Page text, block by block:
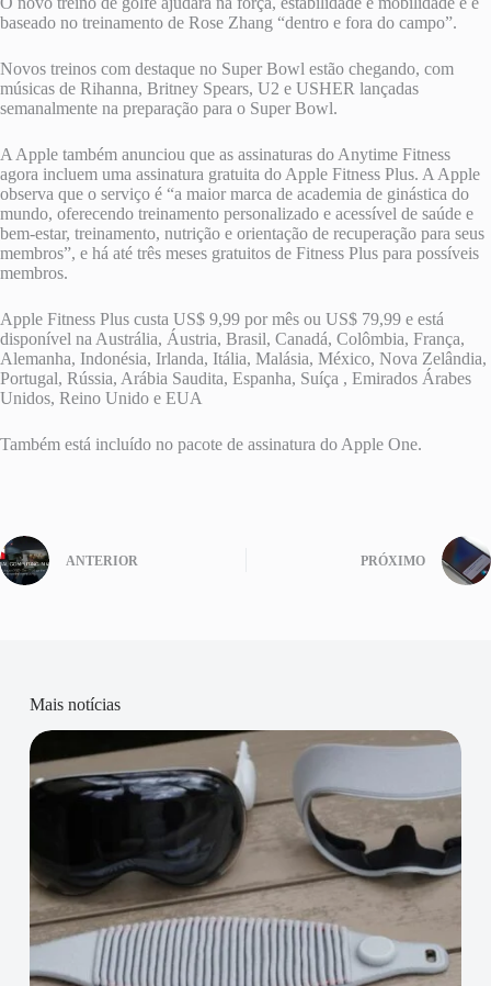
baseado no treinamento de Rose Zhang “dentro e fora do campo”.
Novos treinos com destaque no Super Bowl estão chegando, com
músicas de Rihanna, Britney Spears, U2 e USHER lançadas
semanalmente na preparação para o Super Bowl.
A Apple também anunciou que as assinaturas do Anytime Fitness
agora incluem uma assinatura gratuita do Apple Fitness Plus. A Apple
observa que o serviço é “a maior marca de academia de ginástica do
mundo, oferecendo treinamento personalizado e acessível de saúde e
bem-estar, treinamento, nutrição e orientação de recuperação para seus
membros”, e há até três meses gratuitos de Fitness Plus para possíveis
membros.
Apple Fitness Plus custa US$ 9,99 por mês ou US$ 79,99 e está
disponível na Austrália, Áustria, Brasil, Canadá, Colômbia, França,
Alemanha, Indonésia, Irlanda, Itália, Malásia, México, Nova Zelândia,
Portugal, Rússia, Arábia Saudita, Espanha, Suíça , Emirados Árabes
Unidos, Reino Unido e EUA
Também está incluído no pacote de assinatura do Apple One.
ANTERIOR PRÓXIMO
Mais notícias